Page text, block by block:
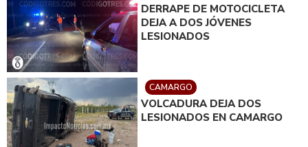
DERRAPE DE MOTOCICLETA
DEJA A DOS JÓVENES
LESIONADOS
CAMARGO
VOLCADURA DEJA DOS
LESIONADOS EN CAMARGO